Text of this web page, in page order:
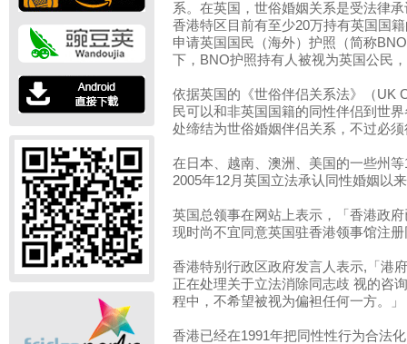
系。在英国，世俗婚姻关系是受法律
香港特区目前有至少20万持有英国国
申请英国国民（海外）护照（简称
下，BNO护照持有人被视为英国公民
依据英国的《世俗伴侣关系法》（UK
民可以和非英国国籍的同性伴侣到世
处缔结为世俗婚姻伴侣关系，不过必
在日本、越南、澳洲、美国的一些州
2005年12月英国立法承认同性婚姻以
英国总领事在网站上表示，「香港政
现时尚不宜同意英国驻香港领事馆注
香港特别行政区政府发言人表示,「港
正在处理关于立法消除同志歧 视的咨
程中，不希望被视为偏袒任何一方。」
香港已经在1991年把同性性行为合法